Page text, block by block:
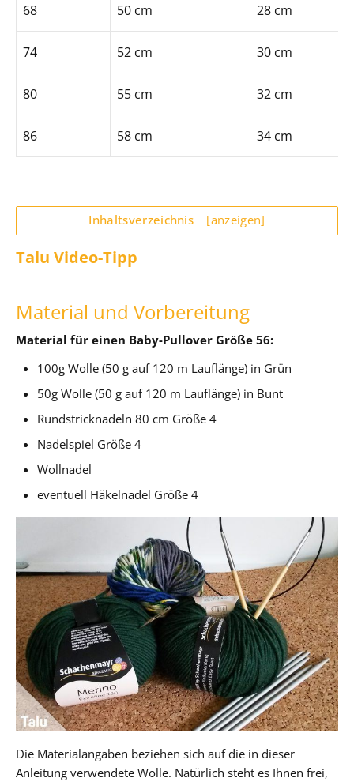
68 50 cm 28 cm
74 52 cm 30 cm
80 55 cm 32 cm
86 58 cm 34 cm
Inhaltsverzeichnis [anzeigen]
Talu Video-Tipp
Material und Vorbereitung
Material für einen Baby-Pullover Größe 56:
100g Wolle (50 g auf 120 m Lauflänge) in Grün
50g Wolle (50 g auf 120 m Lauflänge) in Bunt
Rundstricknadeln 80 cm Größe 4
Nadelspiel Größe 4
Wollnadel
eventuell Häkelnadel Größe 4
Die Materialangaben beziehen sich auf die in dieser
Anleitung verwendete Wolle. Natürlich steht es Ihnen frei,